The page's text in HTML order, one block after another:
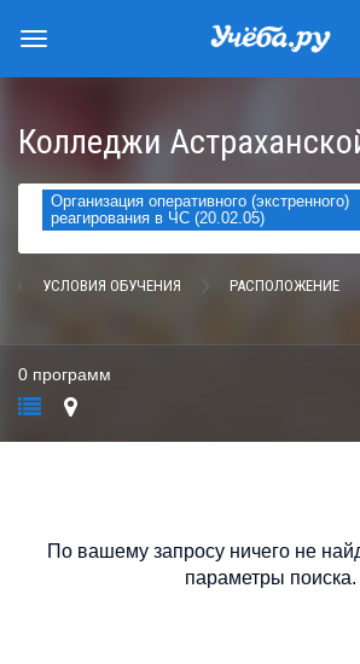
Колледжи
Организация оперативного (экстренного)
реагирования в ЧС (20.02.05)
УСЛОВИЯ ОБУЧЕНИЯ РАСПОЛОЖЕНИЕ
0 программ
По вашему запросу ничего не
параметры поиска.